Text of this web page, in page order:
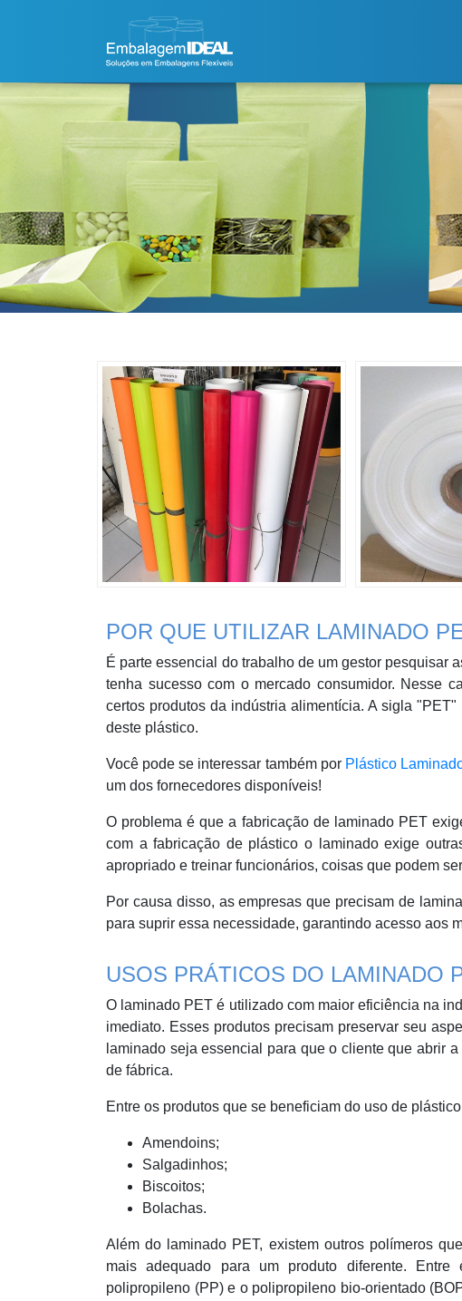
POR QUE UTILIZAR LAMINADO
É parte essencial do trabalho de um gestor pesquisar
tenha sucesso com o mercado consumidor. Nesse
certos produtos da indústria alimentícia. A sigla
deste plástico.
Você pode se interessar também por Plástico
um dos fornecedores disponíveis!
O problema é que a fabricação de laminado PET
com a fabricação de plástico o laminado exige
apropriado e treinar funcionários, coisas que podem
Por causa disso, as empresas que precisam de
para suprir essa necessidade, garantindo acesso aos
USOS PRÁTICOS DO LAMINADO
O laminado PET é utilizado com maior eficiência na
imediato. Esses produtos precisam preservar seu
laminado seja essencial para que o cliente que abrir
de fábrica.
Entre os produtos que se beneficiam do uso de
Amendoins;
Salgadinhos;
Biscoitos;
Bolachas.
Além do laminado PET, existem outros polímeros
mais adequado para um produto diferente.
polipropileno (PP) e o polipropileno bio-orientado